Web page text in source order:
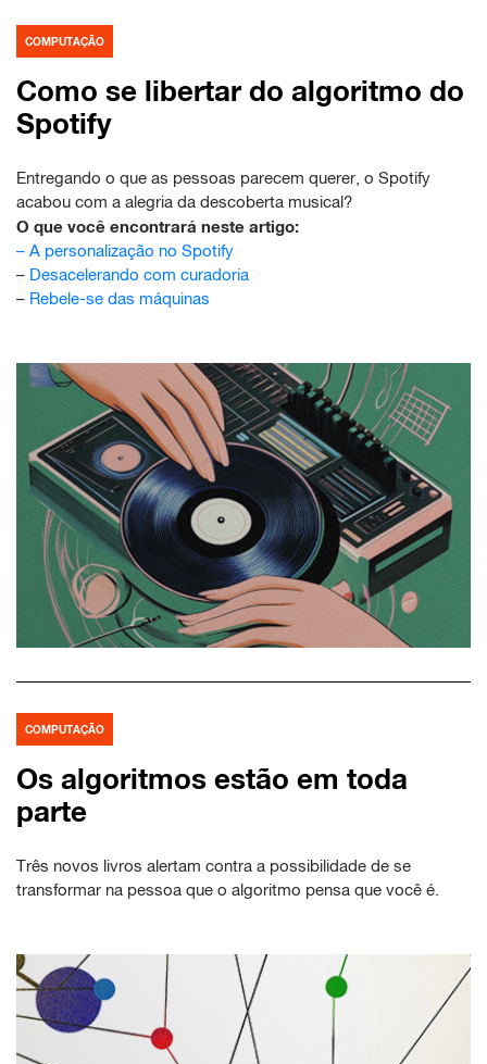
COMPUTAÇÃO
Como se libertar do algoritmo do
Spotify
Entregando o que as pessoas parecem querer, o Spotify
acabou com a alegria da descoberta musical?
O que você encontrará neste artigo:
– A personalização no Spotify
– Desacelerando com curadoria
– Rebele-se das máquinas
COMPUTAÇÃO
Os algoritmos estão em toda
parte
Três novos livros alertam contra a possibilidade de se
transformar na pessoa que o algoritmo pensa que você é.